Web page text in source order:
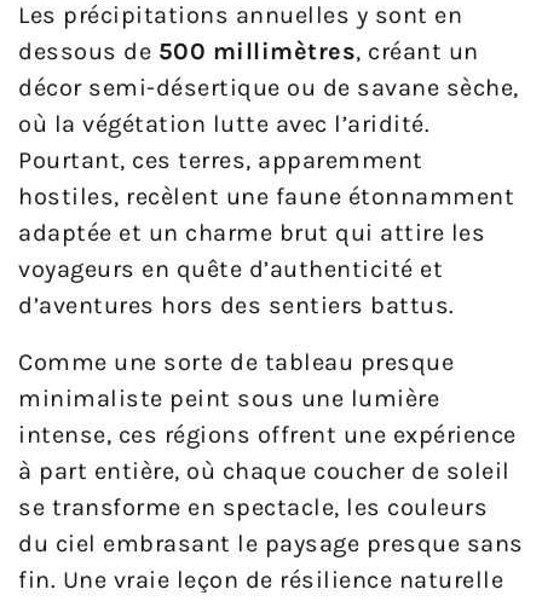
Les précipitations annuelles y sont en
dessous de 500 millimètres, créant un
décor semi-désertique ou de savane sèche,
où la végétation lutte avec l’aridité.
Pourtant, ces terres, apparemment
hostiles, recèlent une faune étonnamment
adaptée et un charme brut qui attire les
voyageurs en quête d’authenticité et
d’aventures hors des sentiers battus.
Comme une sorte de tableau presque
minimaliste peint sous une lumière
intense, ces régions offrent une expérience
à part entière, où chaque coucher de soleil
se transforme en spectacle, les couleurs
du ciel embrasant le paysage presque sans
fin. Une vraie leçon de résilience naturelle